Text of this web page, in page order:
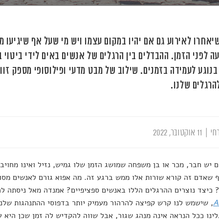
לאירוע גם אם יהיו במקום עצמו ויש מי שעל אף שיגיעו
לפני הזמן. ההבדלים בין הרגלים של אנשים באים לידי
לעמידה בזמנים. שילוב של מבט מדעי ופילוסופי מספק
שלנו.
יש חבר, מכר או בן משפחה שמושג הזמן שלו גמיש, נזיל ואינו
שאדם זה קורא שורות אלו ממש ברגע זה. מה אפוא גורם לאנשים
כיצד נוצרים ההרגלים הללו באנשים ספציפיים? אמנדה מאל
, שישמש לנו קרש קפיצה להרהור מעמיק יותר בדפוסי ההתנהגות
ככל הנראה אינה מנהג שגור, אבל שווה להקדיש לה זמן שכן היא